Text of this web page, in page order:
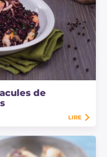
de
LIRE